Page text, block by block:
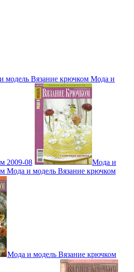
модель Вязание крючком Мода и
2009-08
Мода и
Мода и модель Вязание крючком
Мода и модель Вязание крючком